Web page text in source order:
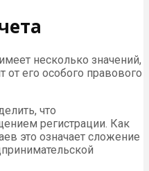
несколько значений,
от его особого правового
что
регистрации. Как
это означает сложение